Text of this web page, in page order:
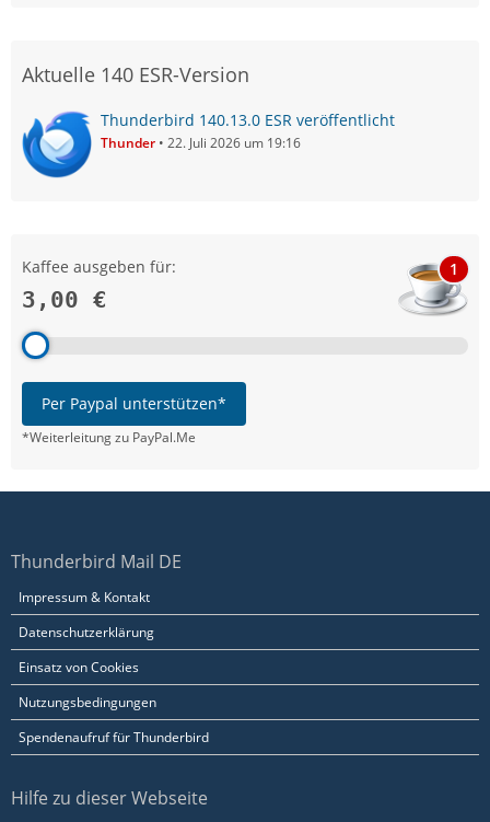
Aktuelle 140 ESR-Version
Thunderbird 140.13.0 ESR veröffentlicht
Thunder 22. Juli 2026 um 19:16
Kaffee ausgeben für:
3,00 €
1
Per Paypal unterstützen*
*Weiterleitung zu PayPal.Me
Thunderbird Mail DE
Impressum & Kontakt
Datenschutzerklärung
Einsatz von Cookies
Nutzungsbedingungen
Spendenaufruf für Thunderbird
Hilfe zu dieser Webseite